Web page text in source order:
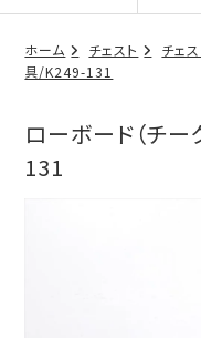
ホーム チェスト チェス
具/K249-131
ローボード（チ
131